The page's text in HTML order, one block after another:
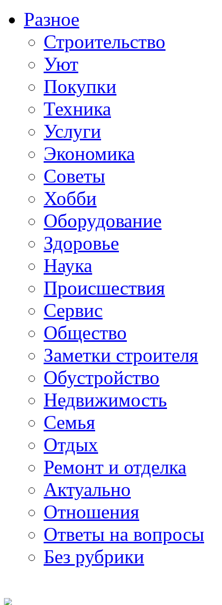
Разное
Строительство
Уют
Покупки
Техника
Услуги
Экономика
Советы
Хобби
Oборудование
Здоровье
Наука
Происшествия
Сервис
Общество
Заметки строителя
Обустройство
Недвижимость
Семья
Отдых
Ремонт и отделка
Актуально
Отношения
Ответы на вопросы
Без рубрики